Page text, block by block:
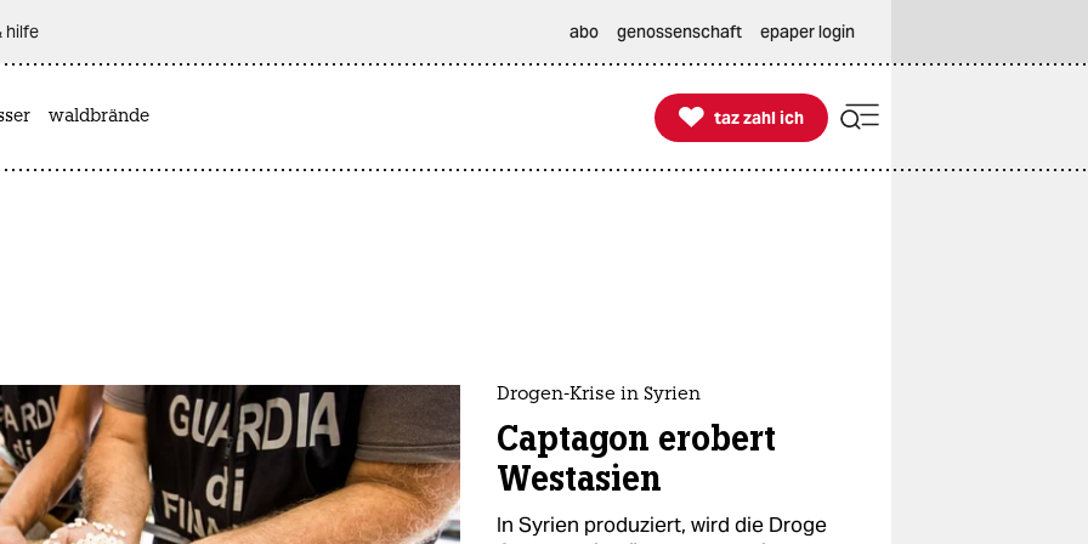
hilfe abo genossenschaft epaper login
waldbrände 
taz zahl ich
taz zahl ich
Drogen-Krise in Syrien
Captagon erobert
Westasien
In Syrien produziert, wird die Droge